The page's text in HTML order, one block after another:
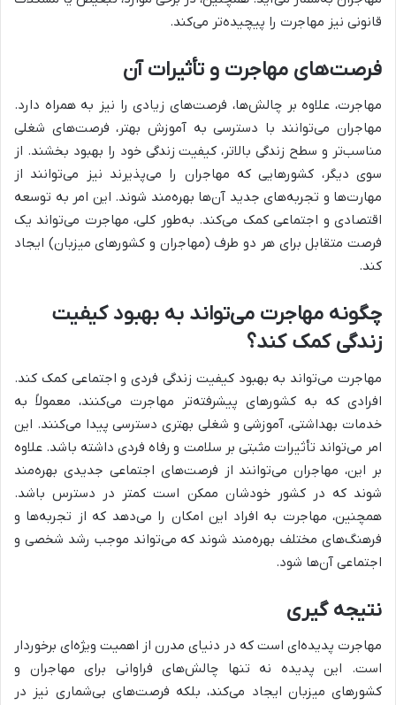
قانونی نیز مهاجرت را پیچیده‌تر می‌کند.
فرصت‌های مهاجرت و تأثیرات آن
مهاجرت، علاوه بر چالش‌ها، فرصت‌های زیادی را نیز به همراه دارد.
مهاجران می‌توانند با دسترسی به آموزش بهتر، فرصت‌های شغلی
مناسب‌تر و سطح زندگی بالاتر، کیفیت زندگی خود را بهبود بخشند. از
سوی دیگر، کشورهایی که مهاجران را می‌پذیرند نیز می‌توانند از
مهارت‌ها و تجربه‌های جدید آن‌ها بهره‌مند شوند. این امر به توسعه
اقتصادی و اجتماعی کمک می‌کند. به‌طور کلی، مهاجرت می‌تواند یک
فرصت متقابل برای هر دو طرف (مهاجران و کشورهای میزبان) ایجاد
کند.
چگونه مهاجرت می‌تواند به بهبود کیفیت
زندگی کمک کند؟
مهاجرت می‌تواند به بهبود کیفیت زندگی فردی و اجتماعی کمک کند.
افرادی که به کشورهای پیشرفته‌تر مهاجرت می‌کنند، معمولاً به
خدمات بهداشتی، آموزشی و شغلی بهتری دسترسی پیدا می‌کنند. این
امر می‌تواند تأثیرات مثبتی بر سلامت و رفاه فردی داشته باشد. علاوه
بر این، مهاجران می‌توانند از فرصت‌های اجتماعی جدیدی بهره‌مند
شوند که در کشور خودشان ممکن است کمتر در دسترس باشد.
همچنین، مهاجرت به افراد این امکان را می‌دهد که از تجربه‌ها و
فرهنگ‌های مختلف بهره‌مند شوند که می‌تواند موجب رشد شخصی و
اجتماعی آن‌ها شود.
نتیجه گیری
مهاجرت پدیده‌ای است که در دنیای مدرن از اهمیت ویژه‌ای برخوردار
است. این پدیده نه تنها چالش‌های فراوانی برای مهاجران و
کشورهای میزبان ایجاد می‌کند، بلکه فرصت‌های بی‌شماری نیز در